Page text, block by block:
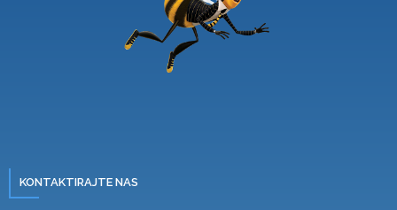
KONTAKTIRAJTE NAS